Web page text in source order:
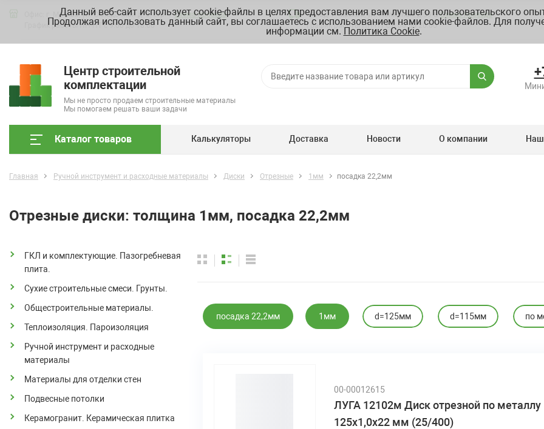
Офис: г. Москва, ул. Складочная д. 3, стр. 7Схема проезда
График работы ПН-ПТ с 9.00 до 18.00
Склад: г. Москва, ул. Полярная, д.39 БСхема проезда
График работы ПН-ПТ с 8.00 до 20.00
Центр строительной
комплектации
Мы не просто продаем строительные материалы
Мы помогаем решать ваши задачи
Каталог товаров Калькуляторы Доставка Новости О компании
Главная Ручной инструмент и расходные материалы Диски Отрезные 1мм посадка 22,2мм
Отрезные диски: толщина 1мм, посадка 22,2мм
ГКЛ и комплектующие. Пазогребневая
плита.
Сухие строительные смеси. Грунты.
Общестроительные материалы.
Теплоизоляция. Пароизоляция
Ручной инструмент и расходные
материалы
Материалы для отделки стен
Подвесные потолки
Керамогранит. Керамическая плитка
посадка 22,2мм 1мм d=125мм d=115мм по
00-00012615
ЛУГА 12102м Диск отрезной по металлу
125х1,0х22 мм (25/400)
Данный веб-сайт использует cookie-файлы в целях предоставления вам лучшего пользовательского
Продолжая использовать данный сайт, вы соглашаетесь с использованием нами cookie-файлов. Для
информации см. Политика Cookie.